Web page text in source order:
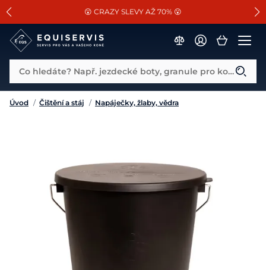
SLEVA 13% na vše od Cassini!
😮 CRAZY SLEVY AŽ 70% 😮
📐Pasování a doplňky k vybraným sedlům ZDARMA 🐴
Co hledáte? Např. jezdecké boty, granule pro koně...
Úvod / Čištění a stáj / Napáječky, žlaby, vědra